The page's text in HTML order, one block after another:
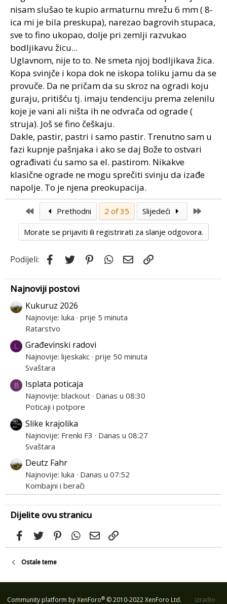
nisam slušao te kupio armaturnu mrežu 6 mm ( 8-
ica mi je bila preskupa), narezao bagrovih stupaca,
sve to fino ukopao, dolje pri zemlji razvukao
bodljikavu žicu...
Uglavnom, nije to to. Ne smeta njoj bodljikava žica.
Kopa svinjče i kopa dok ne iskopa toliku jamu da se
provuče. Da ne pričam da su skroz na ogradi koju
guraju, pritišću tj. imaju tendenciju prema zelenilu
koje je vani ali ništa ih ne odvrača od ograde (
struja). Još se fino češkaju.
Dakle, pastir, pastri i samo pastir. Trenutno sam u
fazi kupnje pašnjaka i ako se daj Bože to ostvari
ograđivati ću samo sa el. pastirom. Nikakve
klasične ograde ne mogu sprečiti svinju da izađe
napolje. To je njena preokupacija.
First Prethodni 2 of 35 Slijedeći
Morate se prijaviti ili registrirati za slanje odgovora.
Podijeli: Facebook
Twitter PinterestWhatsApp
Email
Najnoviji postovi
Kukuruz 2026
Najnovije: luka prije 5 minuta
Ratarstvo
L Građevinski radovi
Najnovije: lijeskakc prije 50 minuta
Svaštara
B Isplata poticaja
Najnovije: blackout Danas u 08:30
Poticaji i potpore
Slike krajolika
Najnovije: Frenki F3
Danas u 08:27
Svaštara
Deutz Fahr
Najnovije: luka
Danas u 07:52
Kombajni i berači
Dijelite ovu stranicu
FacebookTwitterPinterestWhatsApp
Email
Ostale teme
Community platform by XenForo® © 2010-2022 XenForo Ltd. Izradio